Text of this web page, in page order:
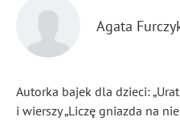
Agata
Autorka bajek dla dzieci:
i wierszy „Liczę gniazda na